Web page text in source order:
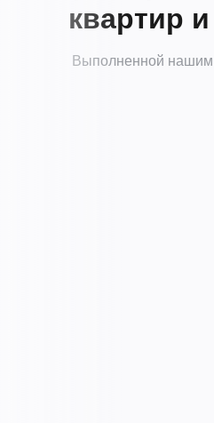
квартир
Выполненной